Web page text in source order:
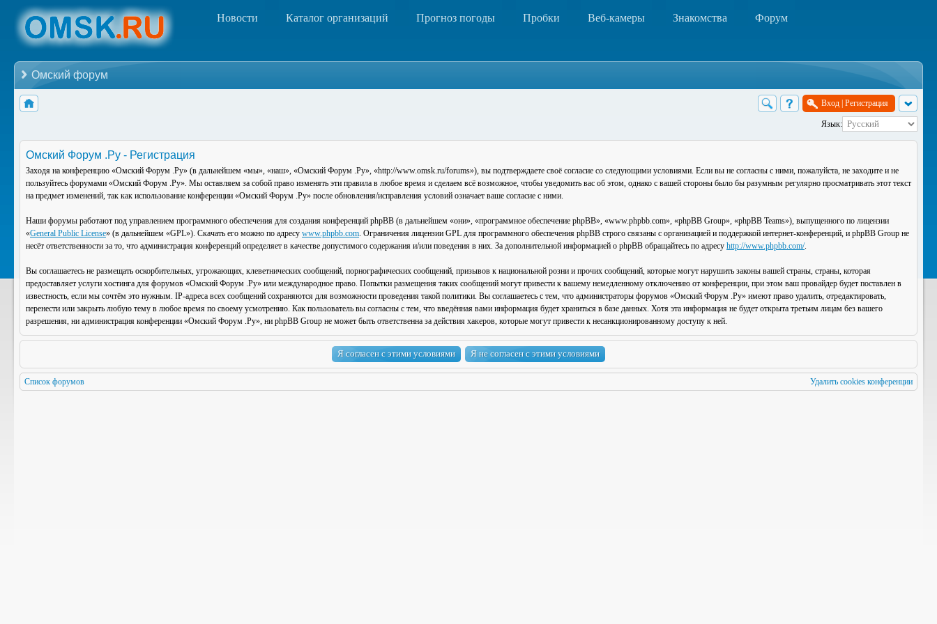
Новости Каталог организаций Прогноз погоды Пробки Веб-камеры Знакомства Форум
Омский форум
Вход Регистрация
Язык:
Омский Форум .Ру - Регистрация
Заходя на конференцию «Омский Форум .Ру» (в дальнейшем «мы», «наш», «Омский Форум .Ру», «http://www.omsk.ru/forums»), вы подтверждаете своё согласие со следующими условиями. Если вы не согласны с ними, пожалуйста, не заходите и не
пользуйтесь форумами «Омский Форум .Ру». Мы оставляем за собой право изменять эти правила в любое время и сделаем всё возможное, чтобы уведомить вас об этом, однако с вашей стороны было бы разумным регулярно просматривать этот текст
на предмет изменений, так как использование конференции «Омский Форум .Ру» после обновления/исправления условий означает ваше согласие с ними.
Наши форумы работают под управлением программного обеспечения для создания конференций phpBB (в дальнейшем «они», «программное обеспечение phpBB», «www.phpbb.com», «phpBB Group», «phpBB Teams»), выпущенного по лицензии
«General Public License» (в дальнейшем «GPL»). Скачать его можно по адресу www.phpbb.com. Ограничения лицензии GPL для программного обеспечения phpBB строго связаны с организацией и поддержкой интернет-конференций, и phpBB Group не
несёт ответственности за то, что администрация конференций определяет в качестве допустимого содержания и/или поведения в них. За дополнительной информацией о phpBB обращайтесь по адресу http://www.phpbb.com/.
Вы соглашаетесь не размещать оскорбительных, угрожающих, клеветнических сообщений, порнографических сообщений, призывов к национальной розни и прочих сообщений, которые могут нарушить законы вашей страны, страны, которая
предоставляет услуги хостинга для форумов «Омский Форум .Ру» или международное право. Попытки размещения таких сообщений могут привести к вашему немедленному отключению от конференции, при этом ваш провайдер будет поставлен в
известность, если мы сочтём это нужным. IP-адреса всех сообщений сохраняются для возможности проведения такой политики. Вы соглашаетесь с тем, что администраторы форумов «Омский Форум .Ру» имеют право удалить, отредактировать,
перенести или закрыть любую тему в любое время по своему усмотрению. Как пользователь вы согласны с тем, что введённая вами информация будет храниться в базе данных. Хотя эта информация не будет открыта третьим лицам без вашего
разрешения, ни администрация конференции «Омский Форум .Ру», ни phpBB Group не может быть ответственна за действия хакеров, которые могут привести к несанкционированному доступу к ней.
Список форумов Удалить cookies конференции